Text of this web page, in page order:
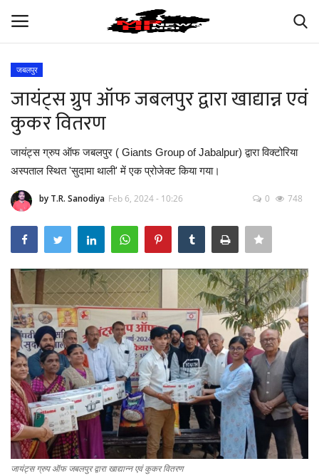
अपना मध्य प्रदेश
भारत
ऑटोमोबाइल
बिजनेस
मनोरंजन
खेल
Gallery
धर्म/ज्योतिष
वीडियो
कैरियर
जबलपुर
जायंट्स ग्रुप ऑफ जबलपुर द्वारा खाद्यान्न एवं
कुकर वितरण
जायंट्स ग्रुप ऑफ जबलपुर ( Giants Group of Jabalpur) द्वारा विक्टोरिया
अस्पताल स्थित 'सुदामा थाली' में एक प्रोजेक्ट किया गया।
by T.R. Sanodiya Feb 6, 2024 - 10:26 0 748
जायंट्स ग्रुप ऑफ जबलपुर द्वारा खाद्यान्न एवं कुकर वितरण